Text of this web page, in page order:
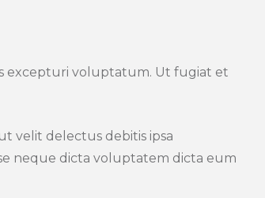
excepturi voluptatum. Ut fugiat et
velit delectus debitis ipsa
neque dicta voluptatem dicta eum